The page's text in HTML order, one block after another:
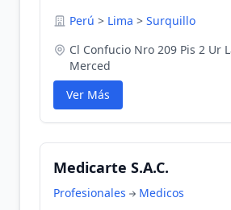
Perú > Lima > Surquillo
Cl Confucio Nro 209 Pis 2 Ur
Merced
Ver Más
Medicarte S.A.C.
Profesionales
Medicos